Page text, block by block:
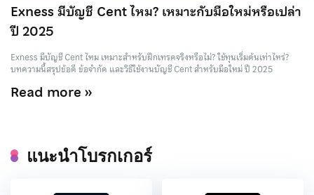
Exness มีบัญชี Cent ไหม? เหมาะกับมือใหม่หรือเปล่า
ปี 2025
Exness มีบัญชี Cent ไหม เหมาะสำหรับฝึกเทรดจริงหรือไม่? ใช้ทุนเริ่มต้นเท่าไหร่?
บทความนี้สรุปข้อดี ข้อจำกัด และวิธีใช้งานบัญชี Cent สำหรับมือใหม่ ปี 2025
Read more »
แนะนำโบรกเกอร์